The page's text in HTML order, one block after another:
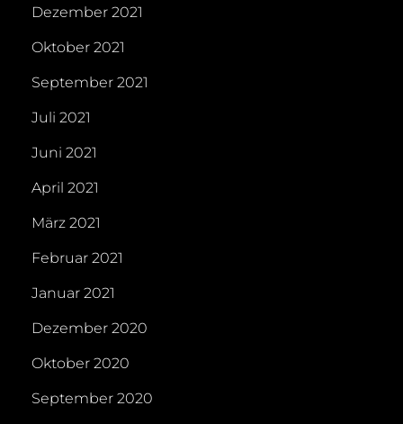
Dezember 2021
Oktober 2021
September 2021
Juli 2021
Juni 2021
April 2021
März 2021
Februar 2021
Januar 2021
Dezember 2020
Oktober 2020
September 2020